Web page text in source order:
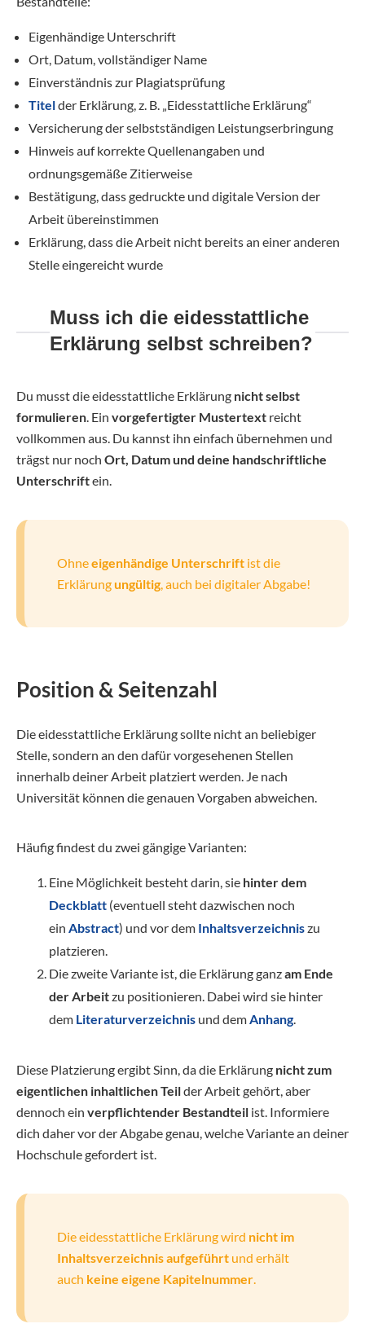
Eigenhändige Unterschrift
Ort, Datum, vollständiger Name
Einverständnis zur Plagiatsprüfung
Titelder Erklärung, z. B. „Eidesstattliche Erklärung“
Versicherung der selbstständigen Leistungserbringung
Hinweis auf korrekte Quellenangaben und
ordnungsgemäße Zitierweise
Bestätigung, dass gedruckte und digitale Version der
Arbeit übereinstimmen
Erklärung, dass die Arbeit nicht bereits an einer anderen
Stelle eingereicht wurde
Muss ich die eidesstattliche
Erklärung selbst schreiben?
Du musst die eidesstattliche Erklärung nicht selbst
formulieren. Ein vorgefertigter Mustertext reicht
vollkommen aus. Du kannst ihn einfach übernehmen und
trägst nur noch Ort, Datum und deine handschriftliche
Unterschriftein.
Ohneeigenhändige Unterschrift ist die
Erklärungungültig, auch bei digitaler Abgabe!
Position & Seitenzahl
Die eidesstattliche Erklärung sollte nicht an beliebiger
Stelle, sondern an den dafür vorgesehenen Stellen
innerhalb deiner Arbeit platziert werden. Je nach
Universität können die genauen Vorgaben abweichen.
Häufig findest du zwei gängige Varianten:
Eine Möglichkeit besteht darin, sie hinter dem
Deckblatt (eventuell steht dazwischen noch
ein Abstract) und vor dem Inhaltsverzeichniszu
platzieren.
Die zweite Variante ist, die Erklärung ganzam Ende
der Arbeitzu positionieren. Dabei wird sie hinter
dem Literaturverzeichnis und demAnhang.
Diese Platzierung ergibt Sinn, da die Erklärung nicht zum
eigentlichen inhaltlichen Teilder Arbeit gehört, aber
dennoch ein verpflichtender Bestandteil ist. Informiere
dich daher vor der Abgabe genau, welche Variante an deiner
Hochschule gefordert ist.
Die eidesstattliche Erklärung wird nicht im
Inhaltsverzeichnis aufgeführt und erhält
auch keine eigene Kapitelnummer.